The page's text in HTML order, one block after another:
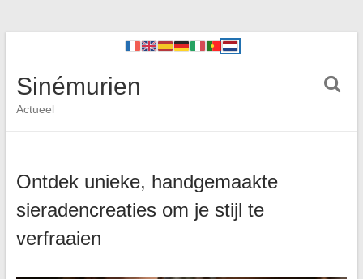
Sinémurien
Actueel
Ontdek unieke, handgemaakte
sieradencreaties om je stijl te
verfraaien